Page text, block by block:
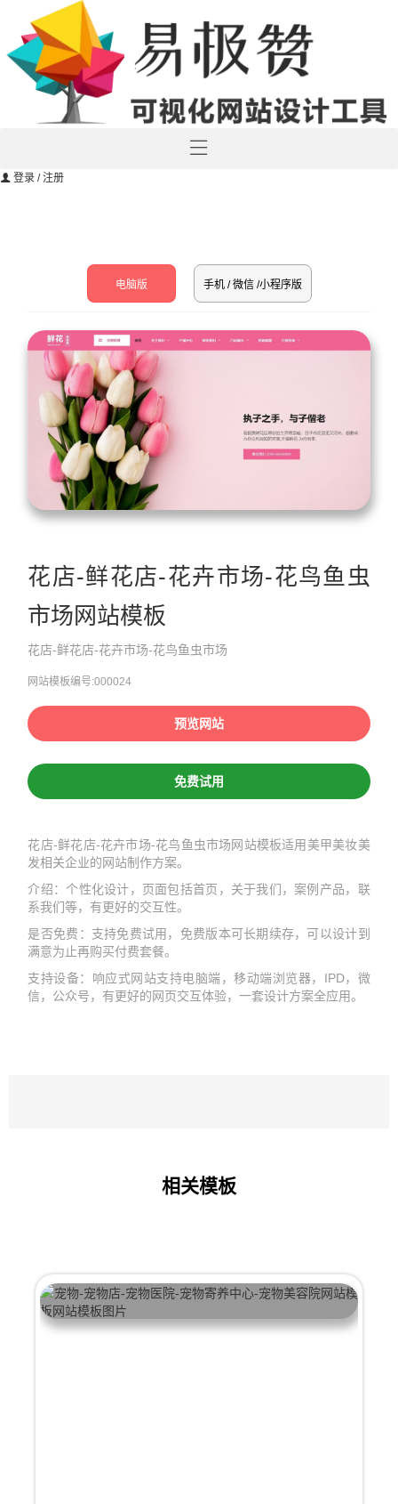
登录 / 注册
电脑版 手机 / 微信 /小程序版
花店-鲜花店-花卉市场-花鸟鱼虫
市场网站模板
花店-鲜花店-花卉市场-花鸟鱼虫市场
网站模板编号:000024
预览网站
免费试用
花店-鲜花店-花卉市场-花鸟鱼虫市场网站模板适用美甲美妆美
发相关企业的网站制作方案。
介绍：个性化设计，页面包括首页，关于我们，案例产品，联
系我们等，有更好的交互性。
是否免费：支持免费试用，免费版本可长期续存，可以设计到
满意为止再购买付费套餐。
支持设备：响应式网站支持电脑端，移动端浏览器，IPD，微
信，公众号，有更好的网页交互体验，一套设计方案全应用。
相关模板